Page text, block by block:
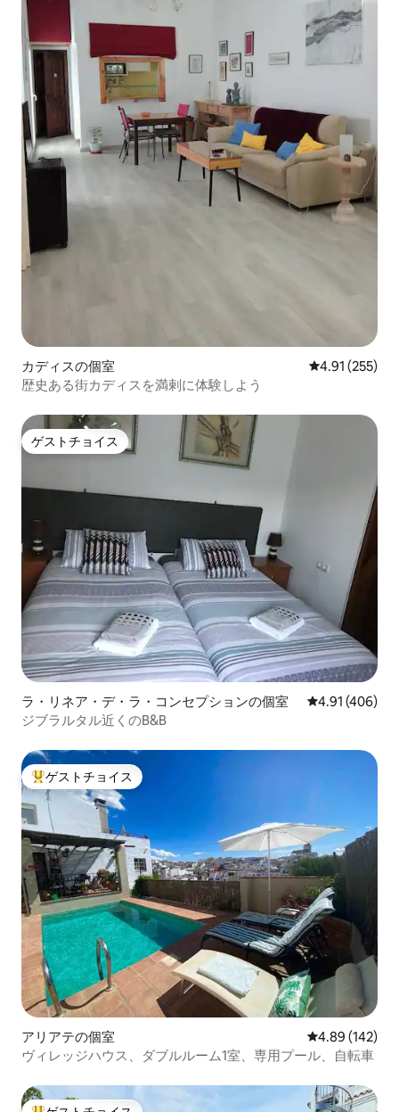
カディスの個室 レビュー255
4.91 (255)
歴史ある街カディスを満剌に体験しよう
ゲストチョイス
ゲストチョイス
ラ・リネア・デ・ラ・コンセプションの個室 レビュー406
4.91 (406)
ジブラルタル近くのB&B
大好評のゲストチョイスです。
ゲストチョイス
アリアテの個室 レビュー142
4.89 (142)
ヴィレッジハウス、ダブルルーム1室、専用プール、自転車